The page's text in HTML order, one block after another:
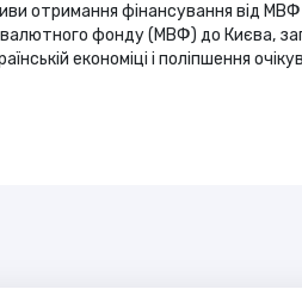
отримання фінансування від
валютного фонду (МВФ) до Києва,
економіці і поліпшення